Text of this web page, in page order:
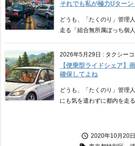
それでも私が極力Uター
どうも、「たくのり」管理
走る「組合無所属ぼっち個
2026年5月29日 : タクシー
【便乗型ライドシェア】
確保してよね
どうも、「たくのり」管理
にも気を遣わずに都内を走
 2020年10月20日